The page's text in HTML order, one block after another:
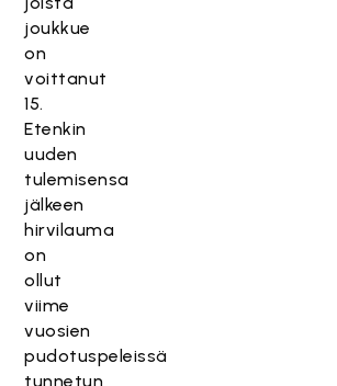
joukkue
on
voittanut
15.
Etenkin
uuden
tulemisensa
jälkeen
hirvilauma
on
ollut
viime
vuosien
pudotuspeleissä
tunnetun